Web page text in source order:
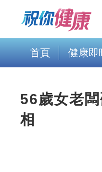
首頁 健康即
56歲女老
相